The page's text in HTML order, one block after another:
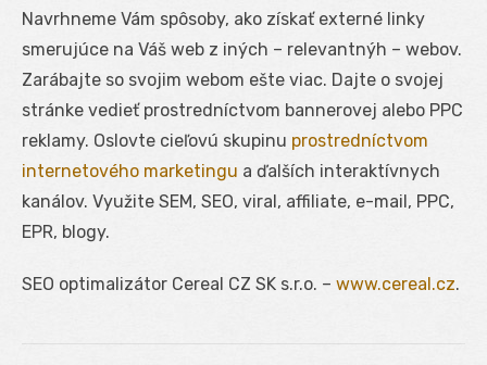
Navrhneme Vám spôsoby, ako získať externé linky
smerujúce na Váš web z iných – relevantnýh – webov.
Zarábajte so svojim webom ešte viac. Dajte o svojej
stránke vedieť prostredníctvom bannerovej alebo PPC
reklamy. Oslovte cieľovú skupinu prostredníctvom
internetového marketingu a ďalších interaktívnych
kanálov. Využite SEM, SEO, viral, affiliate, e-mail, PPC,
EPR, blogy.
SEO optimalizátor Cereal CZ SK s.r.o. – www.cereal.cz.